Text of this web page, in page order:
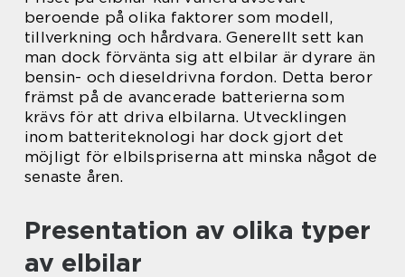
beroende på olika faktorer som modell,
tillverkning och hårdvara. Generellt sett kan
man dock förvänta sig att elbilar är dyrare än
bensin- och dieseldrivna fordon. Detta beror
främst på de avancerade batterierna som
krävs för att driva elbilarna. Utvecklingen
inom batteriteknologi har dock gjort det
möjligt för elbilspriserna att minska något de
senaste åren.
Presentation av olika typer
av elbilar